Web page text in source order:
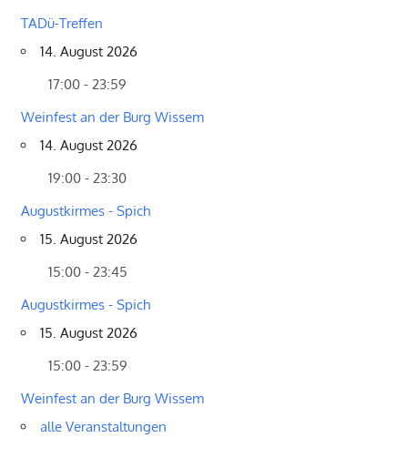
TADü-Treffen
14. August 2026
17:00 - 23:59
Weinfest an der Burg Wissem
14. August 2026
19:00 - 23:30
Augustkirmes - Spich
15. August 2026
15:00 - 23:45
Augustkirmes - Spich
15. August 2026
15:00 - 23:59
Weinfest an der Burg Wissem
alle Veranstaltungen